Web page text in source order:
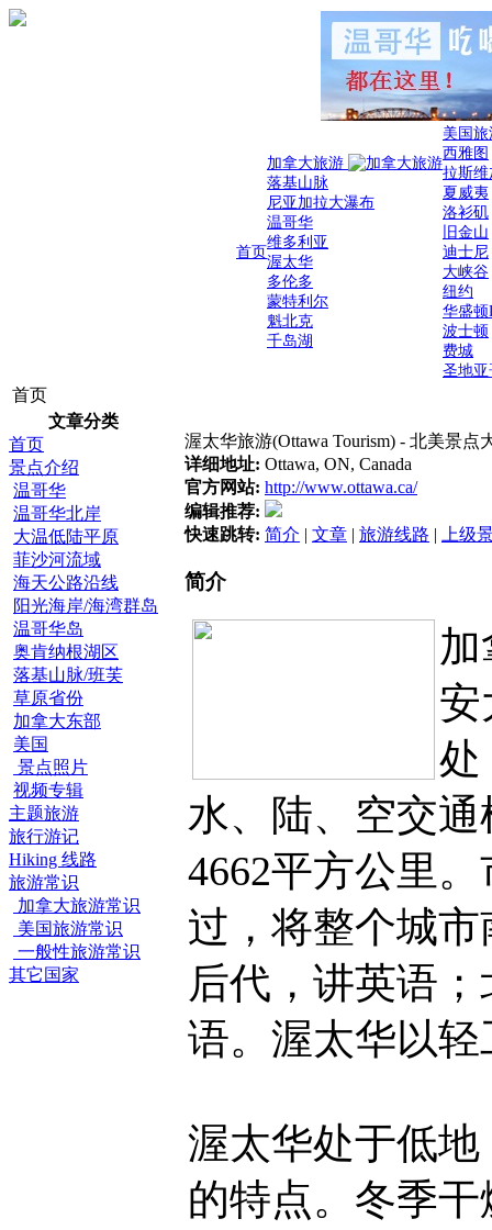
首页
加拿大旅游
落基山脉
尼亚加拉大瀑布
温哥华
维多利亚
渥太华
多伦多
蒙特利尔
魁北克
千岛湖
美国
西雅图
拉斯维
夏威夷
洛衫矶
旧金山
迪士尼
大峡谷
纽约
华盛顿
波士顿
费城
圣地亚
首页
文章分类
首页
景点介绍
温哥华
温哥华北岸
大温低陆平原
菲沙河流域
海天公路沿线
阳光海岸/海湾群岛
温哥华岛
奥肯纳根湖区
落基山脉/班芙
草原省份
加拿大东部
美国
景点照片
视频专辑
主题旅游
旅行游记
Hiking 线路
旅游常识
加拿大旅游常识
美国旅游常识
一般性旅游常识
其它国家
渥太华旅游(Ottawa Tourism) - 北美景点
详细地址: Ottawa, ON, Canada
官方网站: http://www.ottawa.ca/
编辑推荐:
快速跳转: 简介 | 文章 | 旅游线路 | 上级
简介
加
安
处
水、陆、空交
4662平方公里
过，将整个城
后代，讲英语
语。渥太华以
渥太华处于低
的特点。冬季